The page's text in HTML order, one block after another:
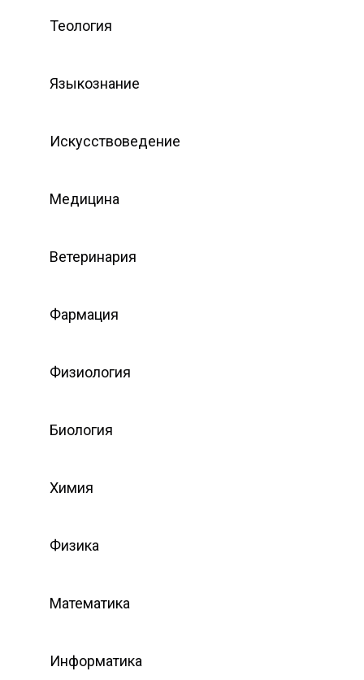
Теология
Языкознание
Искусствоведение
Медицина
Ветеринария
Фармация
Физиология
Биология
Химия
Физика
Математика
Информатика